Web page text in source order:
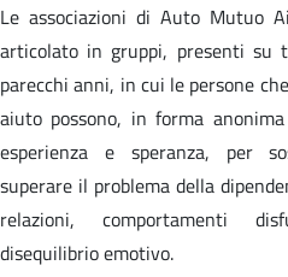
Le associazioni di Auto Mutuo
articolato in gruppi, presenti
parecchi anni, in cui le persone
aiuto possono, in forma
esperienza e speranza, per
superare il problema della
relazioni, comportamenti
disequilibrio emotivo.